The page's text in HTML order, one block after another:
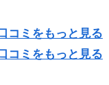
コミをもっと見る
コミをもっと見る